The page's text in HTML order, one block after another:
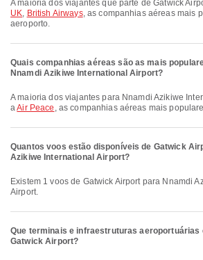
A maioria dos viajantes que parte de Gatwick
UK, British Airways, as companhias aéreas mais
aeroporto.
Quais companhias aéreas são as mais
Nnamdi Azikiwe International Airport?
A maioria dos viajantes para Nnamdi Azikiwe International Airport voa com
aAir Peace , as companhias aéreas mais
Quantos voos estão disponíveis de Gatwick
Azikiwe International Airport?
Existem 1 voos de Gatwick Airport para Nnamdi Azikiwe International
Airport.
Que terminais e infraestruturas aeroportuárias
Gatwick Airport?